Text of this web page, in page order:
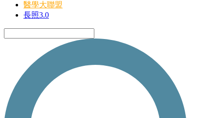
醫學大聯盟
長照3.0